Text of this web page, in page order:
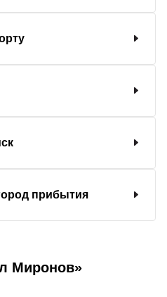
прибытия
Миронов»